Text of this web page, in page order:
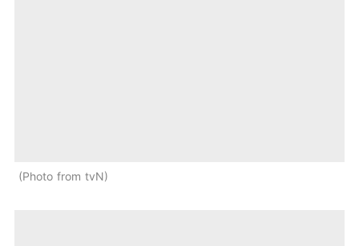
Photo from tvN